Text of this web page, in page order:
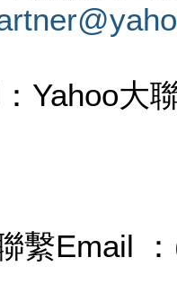
Yahoo大
繫Email